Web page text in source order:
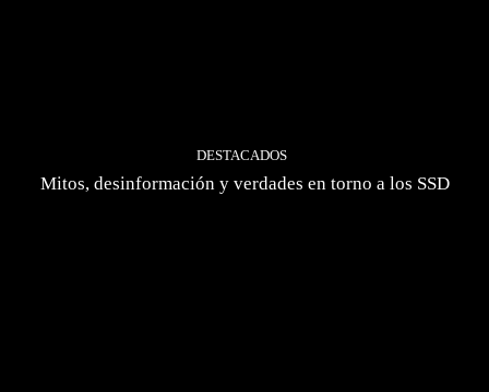
DESTACADOS
Mitos, desinformación y verdades en torno a los SSD